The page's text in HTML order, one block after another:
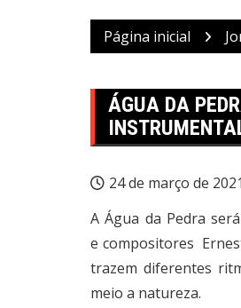
Página inicial
ÁGUA DA
24 de março de 2021
A Água da Pedra
e compositores
trazem diferentes
meio a natureza.